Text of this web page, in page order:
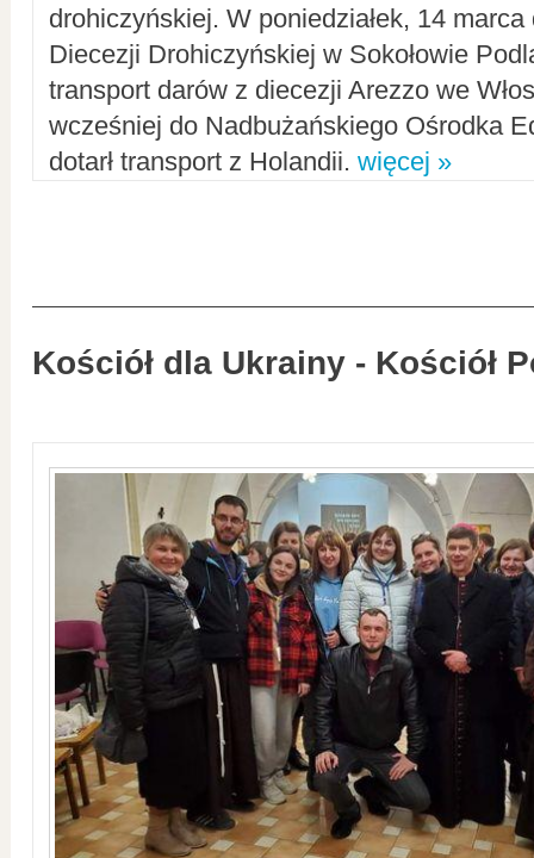
drohiczyńskiej. W poniedziałek, 14
Diecezji Drohiczyńskiej w Sokołowie
transport darów z diecezji Arezzo we
wcześniej do Nadbużańskiego Ośrodka
dotarł transport z Holandii. więcej »
Kościół dla Ukrainy - Kościół